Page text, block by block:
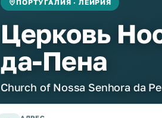
ПОРТУГАЛИЯ · ЛЕЙРИЯ
Церковь
да-Пена
Church of Nossa Senhora da